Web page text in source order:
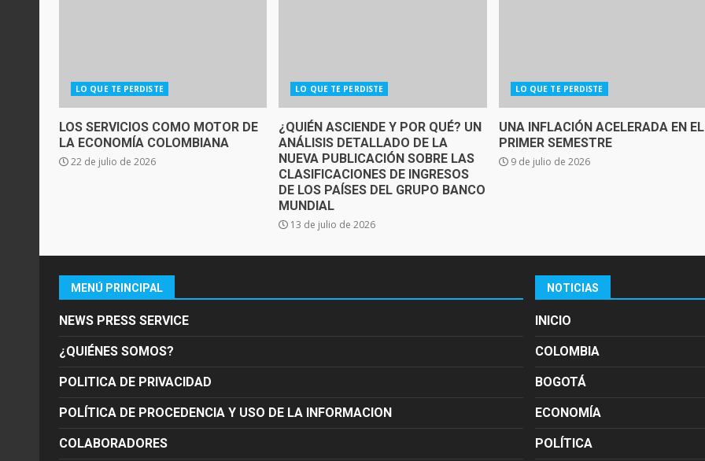
LO QUE TE PERDISTE
LOS SERVICIOS COMO MOTOR DE
LA ECONOMÍA COLOMBIANA
22 de julio de 2026
LO QUE TE PERDISTE
¿QUIÉN ASCIENDE Y POR QUÉ? UN
ANÁLISIS DETALLADO DE LA
NUEVA PUBLICACIÓN SOBRE LAS
CLASIFICACIONES DE INGRESOS
DE LOS PAÍSES DEL GRUPO BANCO
MUNDIAL
13 de julio de 2026
LO QUE TE PERDISTE
UNA INFLACIÓN ACELERADA EN EL
PRIMER SEMESTRE
9 de julio de 2026
MENÚ PRINCIPAL
NEWS PRESS SERVICE
¿QUIÉNES SOMOS?
POLITICA DE PRIVACIDAD
POLÍTICA DE PROCEDENCIA Y USO DE LA INFORMACION
COLABORADORES
NOTICIAS
INICIO
COLOMBIA
BOGOTÁ
ECONOMÍA
POLÍTICA